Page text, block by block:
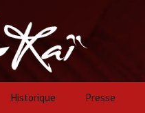
Historique Presse